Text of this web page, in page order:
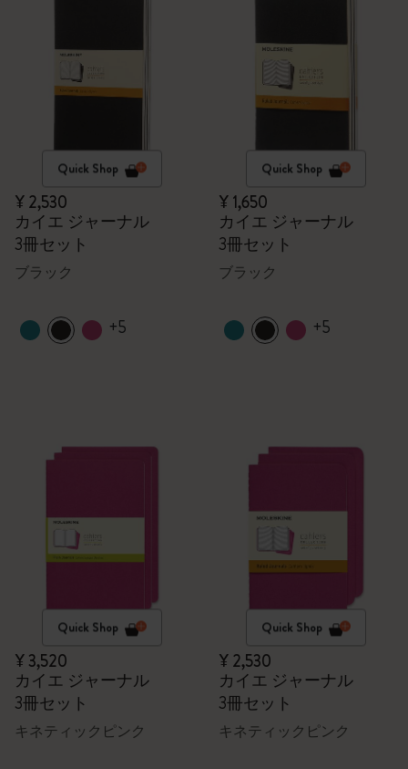
Quick Shop
¥ 2,530
カイエ ジャーナル
3冊セット
ブラック
+5
Quick Shop
¥ 1,650
カイエ ジャーナル
3冊セット
ブラック
+5
Quick Shop
¥ 3,520
カイエ ジャーナル
3冊セット
キネティックピンク
Quick Shop
¥ 2,530
カイエ ジャーナル
3冊セット
キネティックピンク